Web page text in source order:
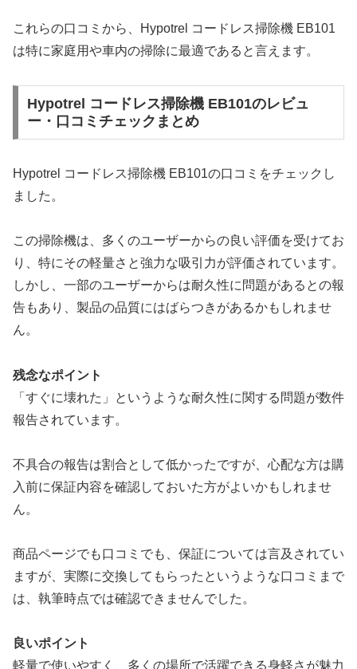
これらの口コミから、Hypotrel コードレス掃除機 EB101
は特に家庭用や車内の掃除に最適であると言えます。
Hypotrel コードレス掃除機 EB101のレビュ
ー・口コミチェックまとめ
Hypotrel コードレス掃除機 EB101の口コミをチェックし
ました。
この掃除機は、多くのユーザーからの良い評価を受けてお
り、特にその軽量さと強力な吸引力が評価されています。
しかし、一部のユーザーからは耐久性に問題があるとの報
告もあり、製品の品質にはばらつきがあるかもしれませ
ん。
残念なポイント
「すぐに壊れた」というような耐久性に関する問題が数件
報告されています。
不具合の報告は割合として低かったですが、心配な方は購
入前に保証内容を確認しておいた方がよいかもしれませ
ん。
商品ページでも口コミでも、保証については言及されてい
ますが、実際に交換してもらったというような口コミまで
は、執筆時点では確認できませんでした。
良いポイント
軽量で使いやすく、多くの場所で活躍できる身軽さが魅力